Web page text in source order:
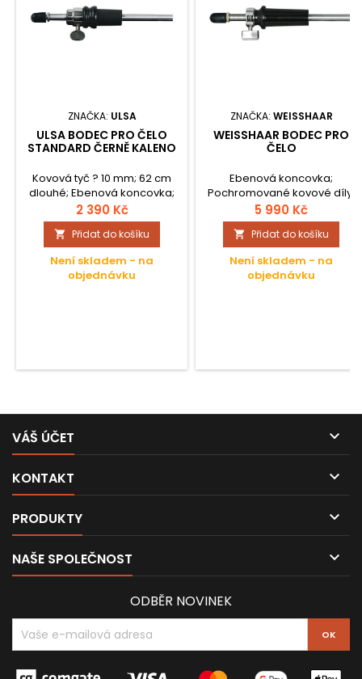
ZNAČKA: ULSA
ULSA BODEC PRO ČELO
STANDARD ČERNĚ KALENO
Kovová tyč ? 10 mm; 62 cm
dlouhé; Ebenová koncovka;
2 390 Kč
 Přidat do košíku
Není skladem - na
objednávku
ZNAČKA: WEISSHAAR
WEISSHAAR BODEC PRO
ČELO
Ebenová koncovka;
Pochromované kovové díly;
Titanová tyč ? 10 mm; 62 cm
dlouhé;
5 990 Kč
 Přidat do košíku
Není skladem - na
objednávku
VÁŠ ÚČET 
KONTAKT 
PRODUKTY 
NAŠE SPOLEČNOST 
ODBĚR NOVINEK